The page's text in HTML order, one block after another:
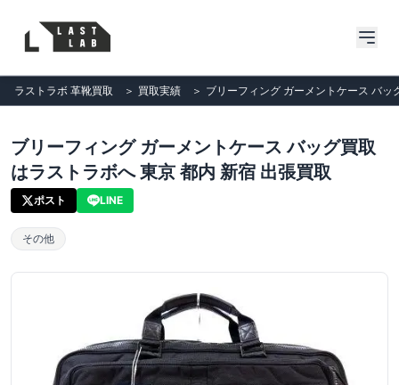
ラストラボ 革靴買取 ＞ 買取実績 ＞ ブリーフィング ガーメントケース バ
ブリーフィング ガーメントケース バッグ買取
はラストラボへ 東京 都内 新宿 出張買取
ポスト LINE
その他